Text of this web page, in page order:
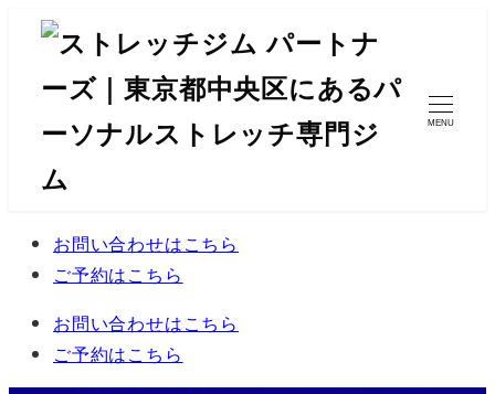
MENU
お問い合わせはこちら
ご予約はこちら
お問い合わせはこちら
ご予約はこちら